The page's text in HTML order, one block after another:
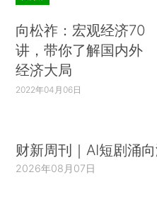
向松祚：宏观经济70
讲，带你了解国内外
经济大局
2022年04月06日
财新周刊｜AI短剧涌
2026年08月07日